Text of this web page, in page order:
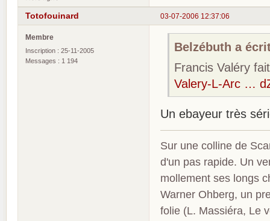
03-07-2006 12:37:06
Totofouinard
Membre
Inscription : 25-11-2005
Messages : 1 194
Belzébuth a
Francis Valéry
Valery-L-Arc …
Un ebayeur très
Sur une colline de
d'un pas rapide. Un
mollement ses longs
Warner Ohberg, un
folie (L. Massiéra, Le